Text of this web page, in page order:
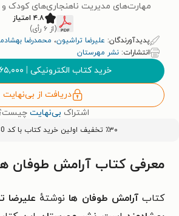
مهارت‌های مدیریت ناهنجاری‌های کودک و
۴.۸ امتیاز
(از ۶ رأی)
پدیدآورندگان: علیرضا تراشیون، محمدرضا
انتشارات: نشر مهرستان
خرید کتاب الکترونیکی | ۶۵,۰۰۰
دریافت از بی‌نهایت
اشتراک بی‌نهایت
٪۳۰ تخفیف اولین خرید کتاب با کد
معرفی کتاب آرامش طوفان
کتاب آرامش طوفان ها نوشتهٔ علیرضا